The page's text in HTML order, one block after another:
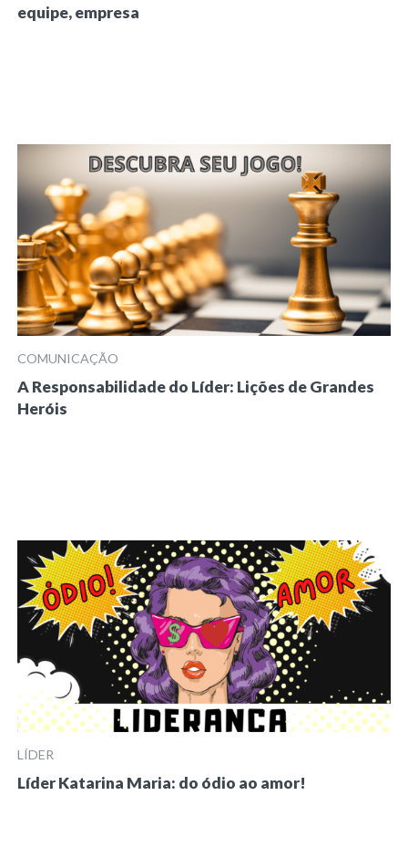
equipe, empresa
COMUNICAÇÃO
A Responsabilidade do Líder: Lições de Grandes
Heróis
LÍDER
Líder Katarina Maria: do ódio ao amor!